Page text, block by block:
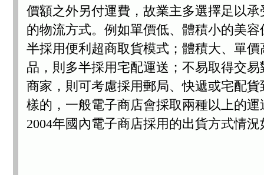
價額之外另付運費，故業主多選擇足以承
的物流方式。例如單價低、體積小的美容
半採用便利超商取貨模式；體積大、單價
品，則多半採用宅配運送；不易取得交易
商家，則可考慮採用郵局、快遞或宅配貨
樣的，一般電子商店會採取兩種以上的運
2004年國內電子商店採用的出貨方式情況